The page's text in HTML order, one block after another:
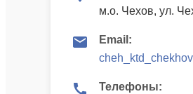
м.о. Чехов, ул.
Email:
Телефоны: